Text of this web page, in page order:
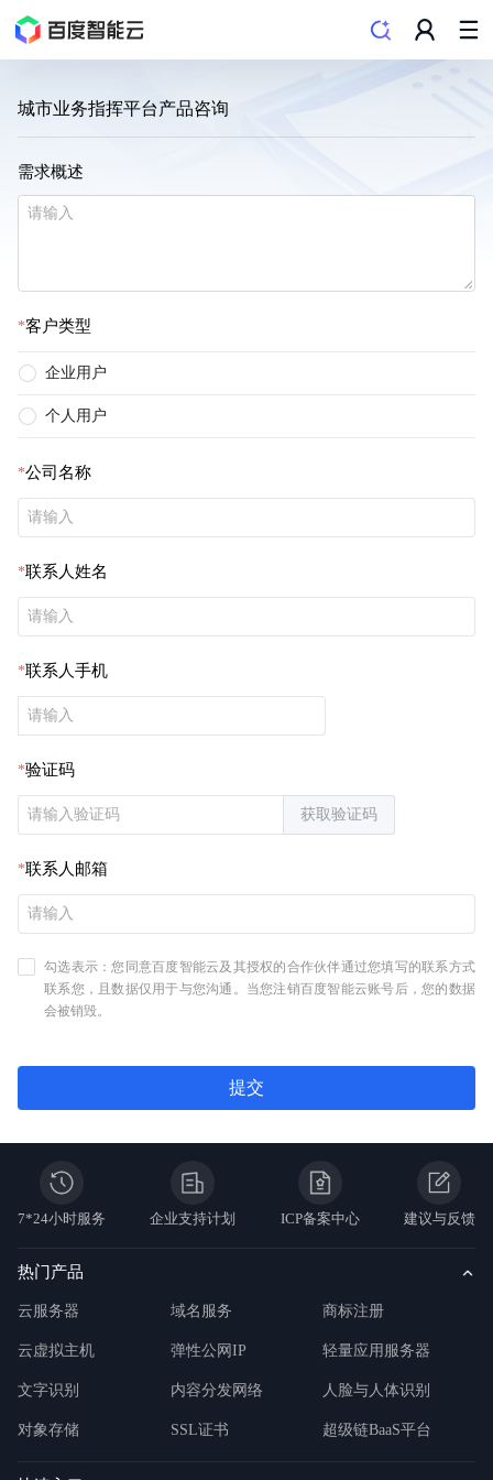
城市业务指挥平台产品咨询
需求概述
客户类型
企业用户
个人用户
公司名称
联系人姓名
联系人手机
验证码
获取验证码
联系人邮箱
勾选表示：您同意百度智能云及其授权的合作伙伴通过您填写的联系方式
联系您，且数据仅用于与您沟通。当您注销百度智能云账号后，您的数据
会被销毁。
提交
7*24小时服务 企业支持计划 ICP备案中心 建议与反馈
热门产品
云服务器 域名服务 商标注册
云虚拟主机 弹性公网IP 轻量应用服务器
文字识别 内容分发网络 人脸与人体识别
对象存储 SSL证书 超级链BaaS平台